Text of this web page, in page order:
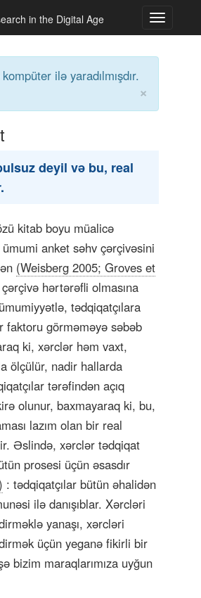
Toggle
in the Digital Age
ilə yaradılmışdır.
×
deyil və bu, real
kitab boyu müalicə
anket səhv çərçivəsini
(Weisberg 2005; Groves et
hərtərəfli olmasına
tədqiqatçılara
faktoru görməməyə səbəb
ki, xərclər həm vaxt,
ölçülür, nadir hallarda
tərəfindən açıq
olunur, baxmayaraq ki, bu,
lazım olan bir real
Əslində, xərclər tədqiqat
prosesi üçün əsasdır
: tədqiqatçılar bütün əhalidən
ilə danışıblar. Xərcləri
yanaşı, xərcləri
üçün yeganə fikirli bir
bizim maraqlarımıza uyğun